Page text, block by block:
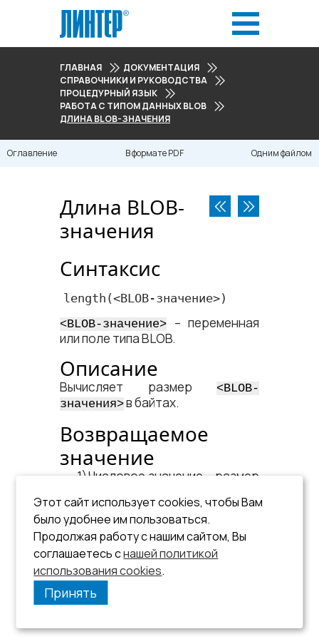
ГЛАВНАЯ
ДОКУМЕНТАЦИЯ
СПРАВОЧНИКИ И РУКОВОДСТВА
ПРОЦЕДУРНЫЙ ЯЗЫК
РАБОТА С ТИПОМ ДАННЫХ BLOB
ДЛИНА BLOB-ЗНАЧЕНИЯ
Оглавление В формате PDF Одним файлом
Длина BLOB-
значения
Синтаксис
length (<​BLOB-значение​>)
<​BLOB-значение​>
– переменная
или поле типа BLOB.
Описание
Вычисляет размер
<​BLOB-
значения​>в байтах.
Возвращаемое
значение
Числовое значение – размер
Тип возвращаемого
значения – INT.
Этот сайт использует cookies, чтобы Вам
было удобнее им пользоваться.
Продолжая работу с нашим сайтом, Вы
соглашаетесь снашей политикой
использования cookies.
Принять